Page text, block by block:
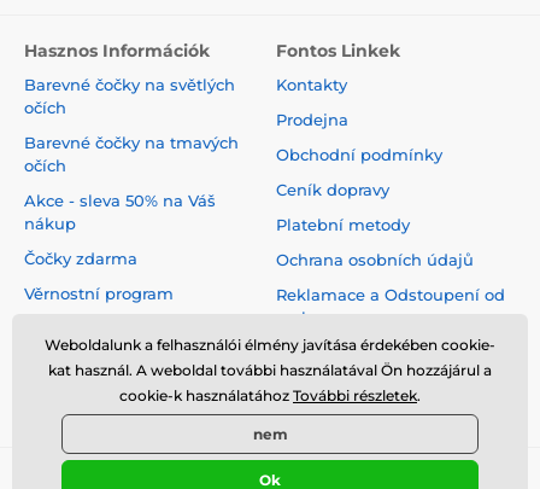
Hasznos Információk
Barevné čočky na světlých
očích
Barevné čočky na tmavých
očích
Akce - sleva 50% na Váš
nákup
Čočky zdarma
Věrnostní program
Virtuální zrcadlo
Fontos Linkek
Kontakty
Prodejna
Obchodní podmínky
Ceník dopravy
Platební metody
Ochrana osobních údajů
Reklamace a Odstoupení od
smlouvy
© 2026 www.luciferlenses.hu ⦁ Webshop szolgáltatónk a
Weboldalunk a felhasználói élmény javítása érdekében cookie-
kat használ. A weboldal további használatával Ön hozzájárul a
cookie-k használatához További részletek.
nem
Ok